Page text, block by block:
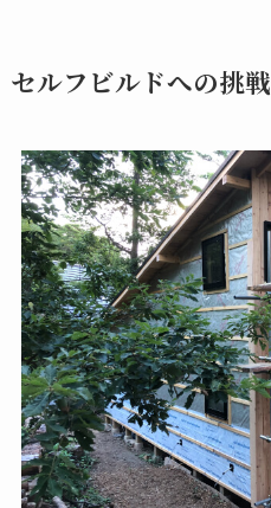
セルフビルドへの挑戦